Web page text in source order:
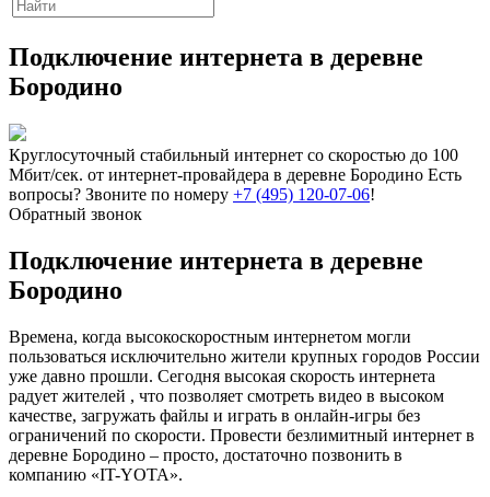
Подключение интернета в деревне
Бородино
Круглосуточный стабильный интернет со скоростью до 100
Мбит/сек. от интернет-провайдера в деревне Бородино Есть
вопросы? Звоните по номеру +7 (495) 120-07-06!
Обратный звонок
Подключение интернета в деревне
Бородино
Времена, когда высокоскоростным интернетом могли
пользоваться исключительно жители крупных городов России
уже давно прошли. Сегодня высокая скорость интернета
радует жителей , что позволяет смотреть видео в высоком
качестве, загружать файлы и играть в онлайн-игры без
ограничений по скорости. Провести безлимитный интернет в
деревне Бородино – просто, достаточно позвонить в
компанию «IT-YOTA».